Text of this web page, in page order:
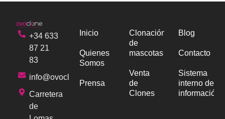
+34 633
87 21
83
info@ovoclone.com
Carretera
de
Inicio
Quienes
Somos
Prensa
Clonación
de
mascotas
Venta
de
Clones
Blog
Contacto
Sistema
interno de
información